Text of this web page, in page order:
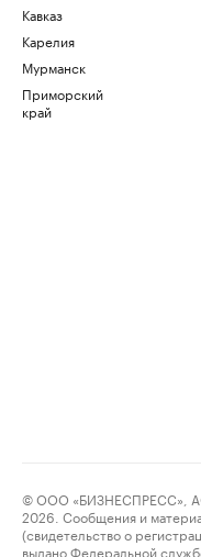
Кавказ
Карелия
Мурманск
Приморский
край
© ООО «БИЗНЕСПРЕСС»,
2026. Сообщения и
(свидетельство о
выдано Федеральной